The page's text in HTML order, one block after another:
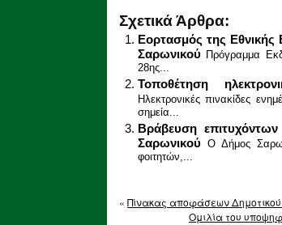
Σχετικά Άρθρα:
Εορτασμός της
Σαρωνικού
Πρόγραμμα
28ης...
Τοποθέτηση
Ηλεκτρονικές πινακίδες
σημεία...
Βράβευση
Σαρωνικού
Ο Δήμος
φοιτητών,...
« Πίνακας αποφάσεων Δημοτικού
Ομιλία του